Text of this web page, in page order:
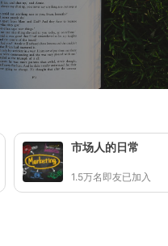
市场人的日常
1.5万名即友已加入